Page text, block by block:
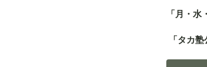
「月・
「タカ